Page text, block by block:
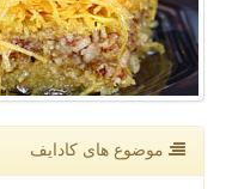
موضوع های كادایف